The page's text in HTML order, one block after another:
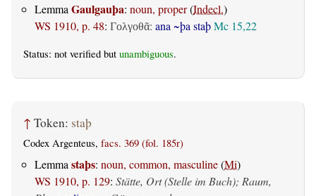
Lemma Gaulgauþa: noun, proper(Indecl.)
WS 1910, p. 48: Γολγοθᾶ: ana ~þa staþMc 15,22
Status: not verified but unambiguous.
↑ Token: staþ
Codex Argenteus, facs. 369 (fol. 185r)
Lemmastaþs: noun, common, masculine(Mi)
WS 1910, p. 129: Stätte, Ort (Stelle im Buch); Raum,